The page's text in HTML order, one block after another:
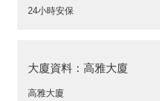
24小時安保
大廈資料：高雅大廈
高雅大廈